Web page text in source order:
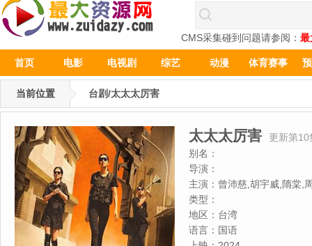
CMS采集碰到问题请参阅： 最
首页 电影 电视剧 综艺 动漫 体育赛事
当前位置 台剧/太太太厉害
太太太厉害
更新第10
别名：
导演：
主演： 曾沛慈,胡宇威,隋棠,
类型：
地区： 台湾
语言： 国语